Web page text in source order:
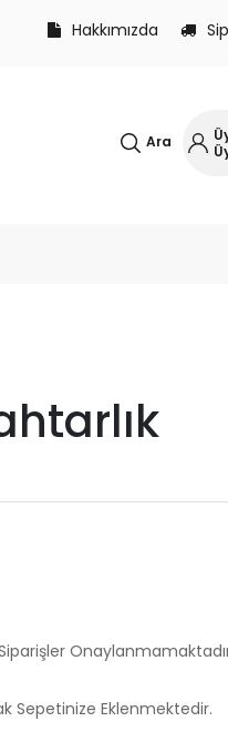
Hakkımızda
Ara
Sepetinize Eklenmektedir.